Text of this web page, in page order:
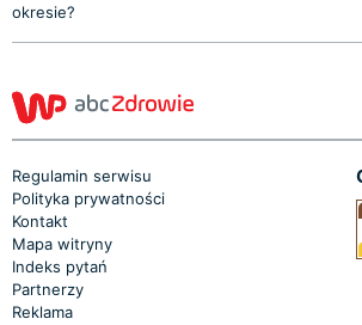
okresie?
Regulamin serwisu
Polityka prywatności
Kontakt
Mapa witryny
Indeks pytań
Partnerzy
Reklama